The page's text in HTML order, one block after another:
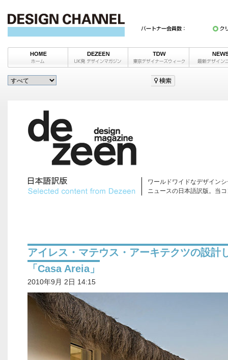
ワールドワイドなデザイン
ニュースの日本語訳版。当
アイレス・マテウス・アーキテクツの設計
「Casa Areia」
2010年9月 2日 14:15